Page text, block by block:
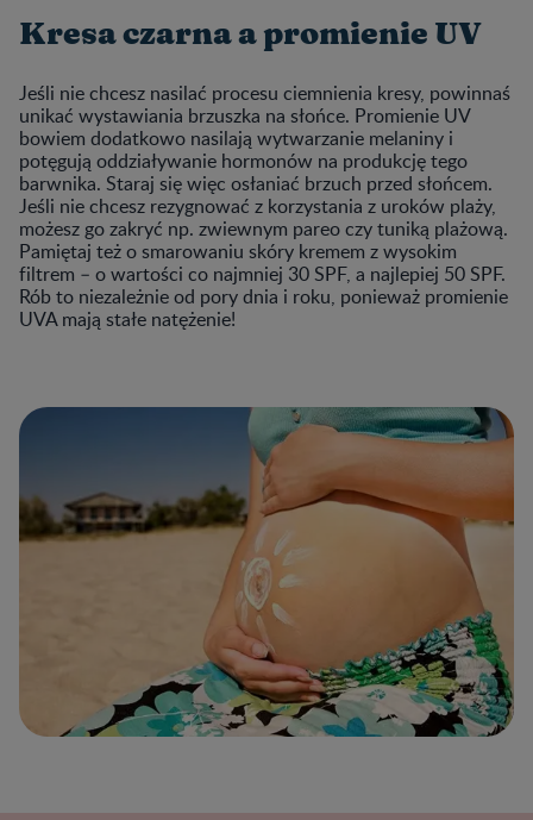
Kresa czarna a promienie UV
Jeśli nie chcesz nasilać procesu ciemnienia kresy, powinnaś
unikać wystawiania brzuszka na słońce. Promienie UV
bowiem dodatkowo nasilają wytwarzanie melaniny i
potęgują oddziaływanie hormonów na produkcję tego
barwnika. Staraj się więc osłaniać brzuch przed słońcem.
Jeśli nie chcesz rezygnować z korzystania z uroków plaży,
możesz go zakryć np. zwiewnym pareo czy tuniką plażową.
Pamiętaj też o smarowaniu skóry kremem z wysokim
filtrem – o wartości co najmniej 30 SPF, a najlepiej 50 SPF.
Rób to niezależnie od pory dnia i roku, ponieważ promienie
UVA mają stałe natężenie!